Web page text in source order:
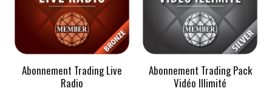
Abonnement Trading Live
Radio
Abonnement Trading Pack
Vidéo Illimité